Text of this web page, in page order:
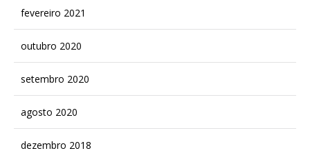
fevereiro 2021
outubro 2020
setembro 2020
agosto 2020
dezembro 2018